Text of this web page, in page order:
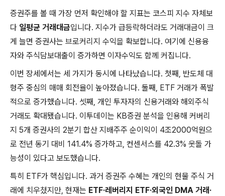
증권주를 볼 때 가장 먼저 확인해야 할 지표는 코스피 지수 자체보
다 일평균 거래대금입니다. 지수가 급등락하더라도 거래대금이 크
게 늘면 증권사는 브로커리지 수익을 확보합니다. 여기에 신용융
자와 주식담보대출이 증가하면 이자수익도 함께 커집니다.
이번 장세에서는 세 가지가 동시에 나타났습니다. 첫째, 반도체 대
형주 중심의 매매 회전율이 높아졌습니다. 둘째, ETF 거래가 폭발
적으로 증가했습니다. 셋째, 개인 투자자의 신용거래와 해외주식
거래도 확대됐습니다. 이투데이는 KB증권 분석을 인용해 커버리
지 5개 증권사의 2분기 합산 지배주주 순이익이 4조2000억원으
로 전년 동기 대비 141.4% 증가하고, 컨센서스를 42.3% 웃돌 가
능성이 있다고 보도했습니다.
특히 ETF가 핵심입니다. 과거 증권주 수혜는 개인의 현물 주식 거
래에 치우쳤지만, 현재는 ETF·레버리지 ETF·외국인 DMA 거래·